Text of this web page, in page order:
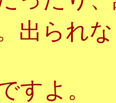
出られ
すよ。